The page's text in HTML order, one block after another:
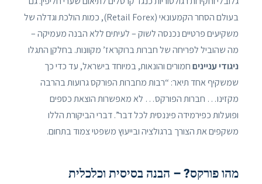
בעולם הסחר הקמעונאי (Retail Forex), כמות הולכת וגדלה של
משקיעים פרטיים נכנסה לשוק – לעיתים ללא הבנה מעמיקה –
מה שהוביל לפריחה של חברות ברוקראז’ מקוונות. בחלקן התגלו
ניגודי ענייניםחמורים והונאות, במיוחד בישראל, עד כדי כך
שמשקיף אחד תיאר: “רבות מחברות הפורקס גרועות בהרבה
מקזינו… חברות הפורקס… לא מאפשרות הוצאת כספים
ופועלות כפירמידה פיננסית לכל דבר”. דברי הביקורת הללו
משקפים את הצורך ברגולציה ובייעוץ משפטי צמוד בתחום.
מהו פורקס? – הבנה בסיסית וכלכלית